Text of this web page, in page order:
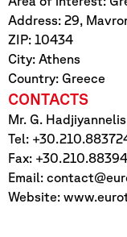
Address: 29,
ZIP: 10434
City: Athens
Country: Greece
CONTACTS
Mr. G. Hadjiyannelis
Tel:
Fax:
Email:
Website: